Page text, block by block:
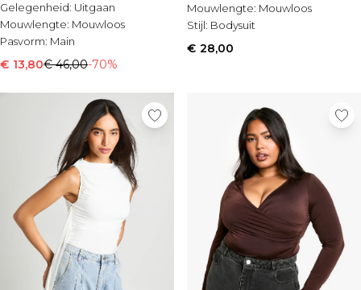
Gelegenheid: Uitgaan
Mouwlengte: Mouwloos
Pasvorm: Main
€ 13,80€ 46,00-70%
Mouwlengte: Mouwloos
Stijl: Bodysuit
€ 28,00